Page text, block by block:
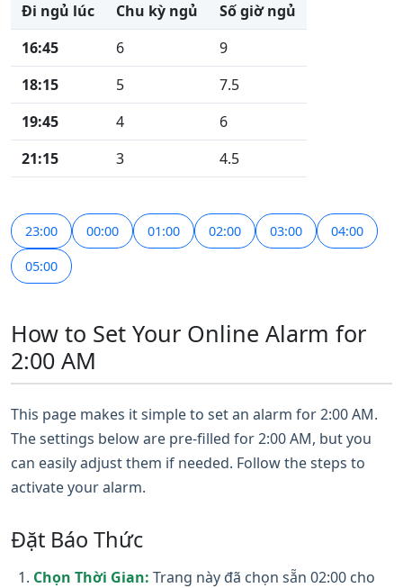
Đi ngủ lúc Chu kỳ ngủ
Số giờ ngủ
16:45
6
9
18:15
5
7.5
19:45
4
6
21:15
3 4.5
23:00 00:00 01:00 02:00 03:00 04:00
05:00
How to Set Your Online Alarm for
2:00 AM
This page makes it simple to set an alarm for 2:00 AM.
The settings below are pre-filled for 2:00 AM, but you
can easily adjust them if needed. Follow the steps to
activate your alarm.
Đặt Báo Thức
Chọn Thời Gian: Trang này đã chọn sẵn 02:00 cho